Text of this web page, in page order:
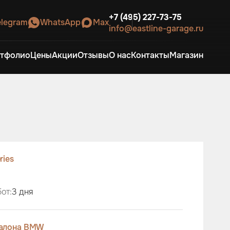
WhatsApp Max+7 (495) 227-73-75
info@eastline-garage.ru
ЦеныАкцииОтзывыО насКонтактыМагазин
3 дня
BMW